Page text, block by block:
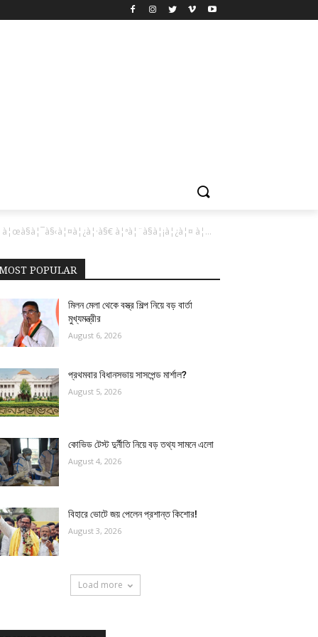
à¦ªà¦¨à§à¦¡à¦¿à¦¤ à¦…
POPULAR
মিলন মেলা থেকে বস্ত্র শিল্প নিয়ে বড় বার্তা
মুখ্যমন্ত্রীর
August 6, 2026
প্রথমবার বিধানসভায় সাসপেন্ড মার্শাল?
August 5, 2026
কোভিড টেস্ট দুর্নীতি নিয়ে বড় তথ্য সামনে এলো
August 4, 2026
বিহারে ভোটে জয় পেলেন প্রশান্ত কিশোর!
August 3, 2026
Load more